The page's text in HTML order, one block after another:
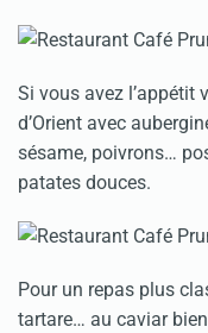
Si vous avez l’appétit
d’Orient avec
sésame, poivrons…
patates douces.
Pour un repas plus
tartare… au caviar